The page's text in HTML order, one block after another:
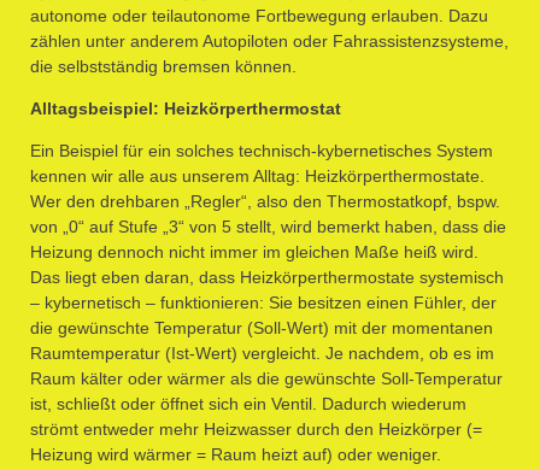
autonome oder teilautonome Fortbewegung erlauben. Dazu
zählen unter anderem Autopiloten oder Fahrassistenzsysteme,
die selbstständig bremsen können.
Alltagsbeispiel: Heizkörperthermostat
Ein Beispiel für ein solches technisch-kybernetisches System
kennen wir alle aus unserem Alltag: Heizkörperthermostate.
Wer den drehbaren „Regler“, also den Thermostatkopf, bspw.
von „0“ auf Stufe „3“ von 5 stellt, wird bemerkt haben, dass die
Heizung dennoch nicht immer im gleichen Maße heiß wird.
Das liegt eben daran, dass Heizkörperthermostate systemisch
– kybernetisch – funktionieren: Sie besitzen einen Fühler, der
die gewünschte Temperatur (Soll-Wert) mit der momentanen
Raumtemperatur (Ist-Wert) vergleicht. Je nachdem, ob es im
Raum kälter oder wärmer als die gewünschte Soll-Temperatur
ist, schließt oder öffnet sich ein Ventil. Dadurch wiederum
strömt entweder mehr Heizwasser durch den Heizkörper (=
Heizung wird wärmer = Raum heizt auf) oder weniger.